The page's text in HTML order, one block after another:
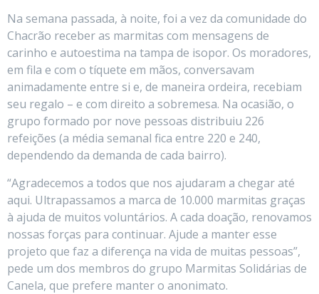
Na semana passada, à noite, foi a vez da comunidade do
Chacrão receber as marmitas com mensagens de
carinho e autoestima na tampa de isopor. Os moradores,
em fila e com o tíquete em mãos, conversavam
animadamente entre si e, de maneira ordeira, recebiam
seu regalo – e com direito a sobremesa. Na ocasião, o
grupo formado por nove pessoas distribuiu 226
refeições (a média semanal fica entre 220 e 240,
dependendo da demanda de cada bairro).
“Agradecemos a todos que nos ajudaram a chegar até
aqui. Ultrapassamos a marca de 10.000 marmitas graças
à ajuda de muitos voluntários. A cada doação, renovamos
nossas forças para continuar. Ajude a manter esse
projeto que faz a diferença na vida de muitas pessoas”,
pede um dos membros do grupo Marmitas Solidárias de
Canela, que prefere manter o anonimato.